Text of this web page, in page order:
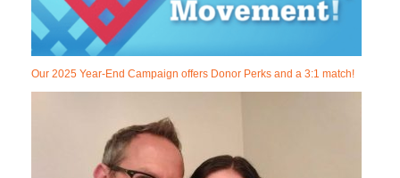
Our 2025 Year-End Campaign offers Donor Perks and a 3:1 match!